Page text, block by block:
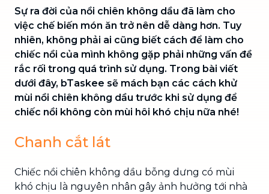
Sự ra đời của nồi chiên không dầu đã làm cho
việc chế biến món ăn trở nên dễ dàng hơn. Tuy
nhiên, không phải ai cũng biết cách để làm cho
chiếc nồi của mình không gặp phải những vấn đề
rắc rối trong quá trình sử dụng. Trong bài viết
dưới đây, bTaskee sẽ mách bạn các cách khử
mùi nồi chiên không dầu trước khi sử dụng để
chiếc nồi không còn mùi hôi khó chịu nữa nhé!
Chanh cắt lát
Chiếc nồi chiên không dầu bỗng dưng có mùi
khó chịu là nguyên nhân gây ảnh hưởng tới nhà